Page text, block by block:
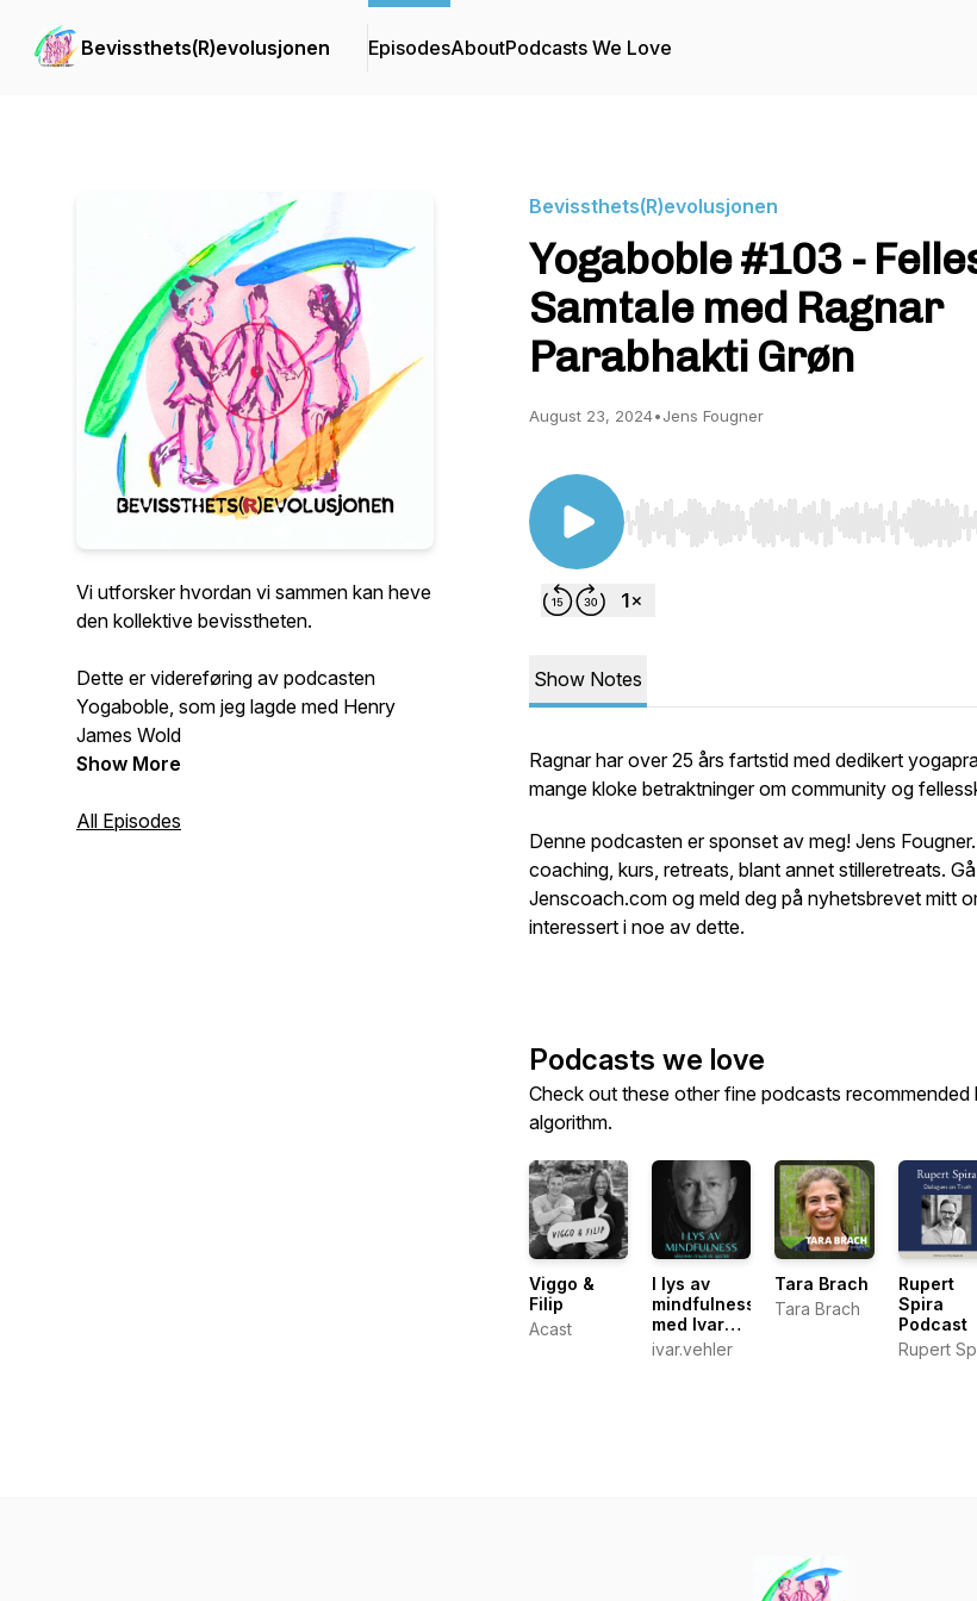
Bevissthets(R)evolusjonen EpisodesAboutPodcasts We Love
Vi utforsker hvordan vi sammen kan heve
den kollektive bevisstheten.
Dette er videreføring av podcasten
Yogaboble, som jeg lagde med Henry
James Wold
Show More
All Episodes
Bevissthets(R)evolusjonen
Yogaboble #103 -
Samtale med Ragnar
Parabhakti Grøn
August 23, 2024•Jens Fougner
Use Left/Right to seek, Home/End to
Show Notes
Ragnar har over 25 års fartstid med dedikert
mange kloke betraktninger om community og
Denne podcasten er sponset av meg! Jens
coaching, kurs, retreats, blant annet stilleretreats.
Jenscoach.com og meld deg på nyhetsbrevet mitt
interessert i noe av dette.
Podcasts we love
Check out these other fine podcasts recommended
algorithm.
Viggo &
Filip
Acast
I lys av
mindfulness
med Ivar
Vehler og
ivar.vehler
Tara Brach
Tara Brach
Rupert
Spira
Podcast
Rupert